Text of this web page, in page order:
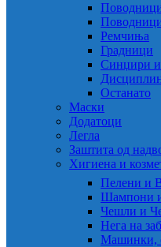
Ремчиња
Градници
Синџири и
Останато
Маски
Додатоци
Легла
Заштита од
Хигиена и
Пелени и
Шампони
Чешли и
Нега на
Машинки,